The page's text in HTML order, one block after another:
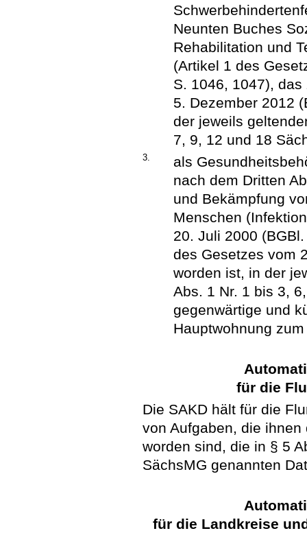
Neunten Buches
Rehabilitation und
(Artikel 1 des
S. 1046, 1047),
5. Dezember 2012
der jeweils
7, 9, 12 und 18
3.
als
nach dem Dritten
und Bekämpfung
Menschen
20. Juli 2000
des Gesetzes vom
worden ist, in der
Abs. 1 Nr. 1 bis 3,
gegenwärtige und
Hauptwohnung
für die
Die SAKD hält für die
von Aufgaben, die
worden sind, die in § 5
SächsMG genannten
für die Landkreise